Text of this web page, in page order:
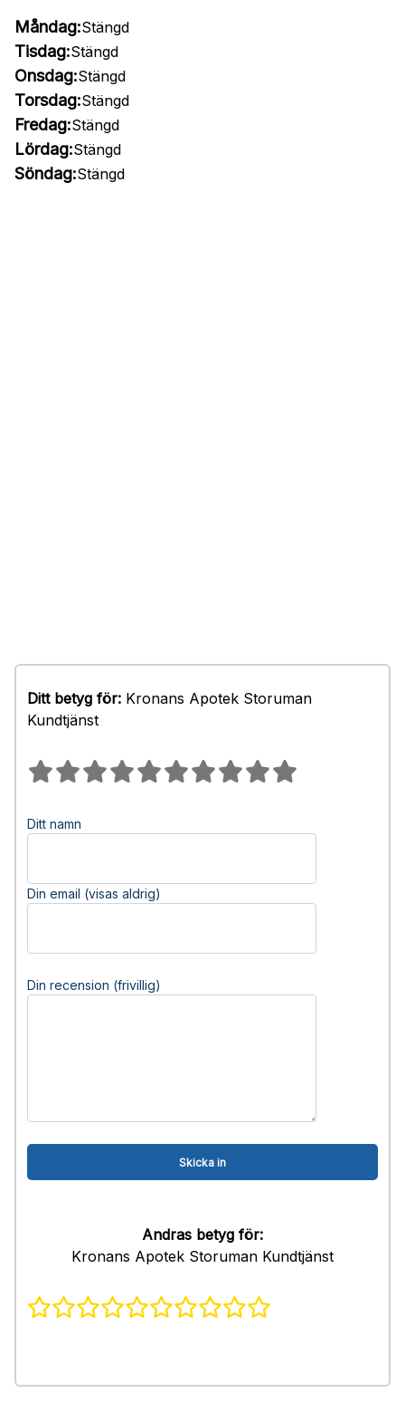
Måndag:Stängd
Tisdag:Stängd
Onsdag:Stängd
Torsdag:Stängd
Fredag:Stängd
Lördag:Stängd
Söndag:Stängd
Ditt betyg för: Kronans Apotek Storuman
Kundtjänst
Ditt namn
Din email (visas aldrig)
Din recension (frivillig)
Andras betyg för:
Kronans Apotek Storuman Kundtjänst